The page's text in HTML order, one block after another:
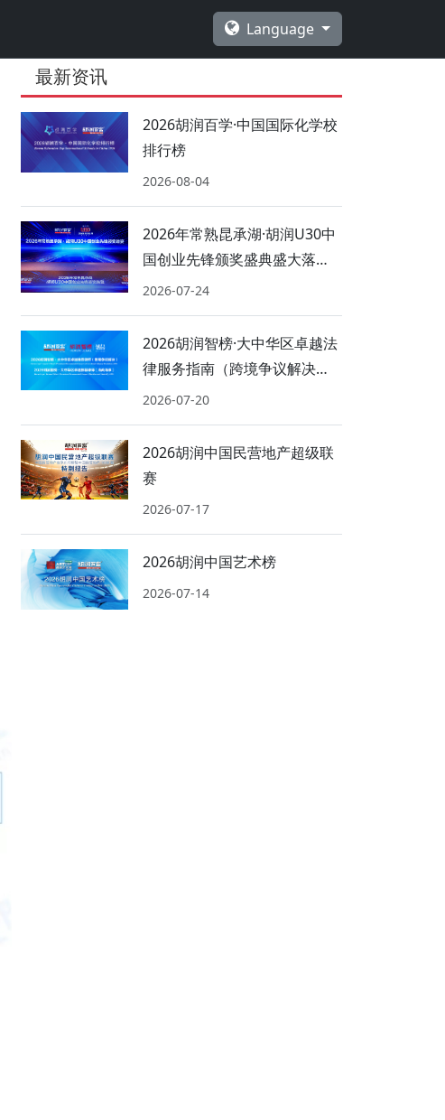
Language
最新资讯
2026胡润百学·中国国际化学校
排行榜
2026-08-04
2026年常熟昆承湖·胡润U30中
国创业先锋颁奖盛典盛大落
幕！
2026-07-24
2026胡润智榜·大中华区卓越法
律服务指南（跨境争议解决、
海商海事）
2026-07-20
2026胡润中国民营地产超级联
赛
2026-07-17
2026胡润中国艺术榜
2026-07-14